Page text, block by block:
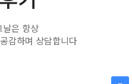
날은 항상
감하며 상담합니다